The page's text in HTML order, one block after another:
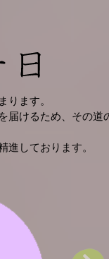
ります。
届けるため、その
進しております。